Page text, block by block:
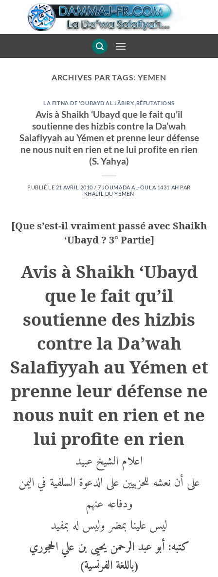
ARCHIVES PAR TAGS:YEMEN
LA FITNA DE 'OUBAYD AL JÂBIRY. RÉFUTATIONS
Avis à Shaikh ‘Ubayd que le fait qu’il
soutienne des hizbis contre la Da’wah
Salafiyyah au Yémen et prenne leur défense
ne nous nuit en rien et ne lui profite en rien
(S. Yahya)
PUBLIÉ LE 21 AVRIL 2010 / 7 JOUMADA AL-OULA 1431 AH PAR
KHALÎL DU YÉMEN
[Que s’est-il vraiment passé avec Shaikh
‘Ubayd ? 3° Partie]
Avis à Shaikh ‘Ubayd
que le fait qu’il
soutienne des hizbis
contre la Da’wah
Salafiyyah au Yémen et
prenne leur défense ne
nous nuit en rien et ne
lui profite en rien
اعلام الشيخ عبيد
على أن نعشه للحزبيين على الدعوة السلفية في اليمن
ودفاعه عنهم
ليس علينا بمضر وليس له بمفيد
كتبه: أبو عبد الرحمن يحيى بن علي الحجوري
(باللغة الفرنسية)